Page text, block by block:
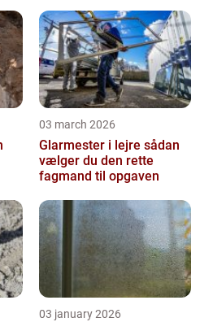
03 march 2026
Glarmester i lejre sådan
vælger du den rette
fagmand til opgaven
03 january 2026